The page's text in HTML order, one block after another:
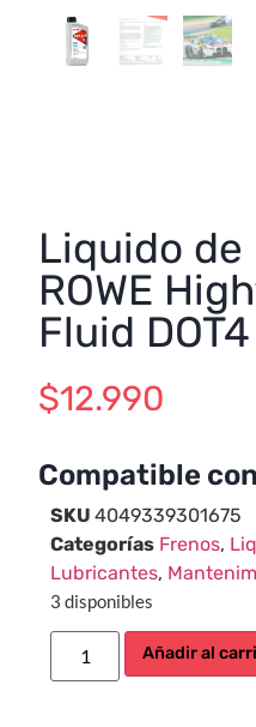
Liquido de
ROWE
Fluid
$12.990
Compatible
SKU 4049339301675
Categorías Frenos,
Lubricantes,
3 disponibles
Añadir al